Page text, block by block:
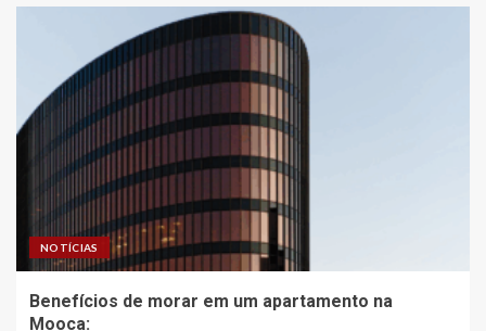
NOTÍCIAS
Benefícios de morar em um apartamento na
Mooca: